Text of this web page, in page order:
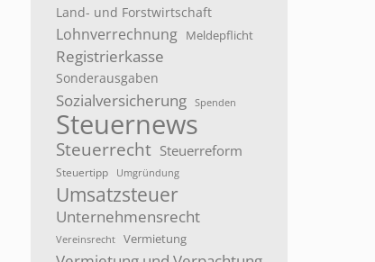
Land- und Forstwirtschaft
Lohnverrechnung Meldepflicht
Registrierkasse
Sonderausgaben
Sozialversicherung Spenden
Steuernews
Steuerrecht Steuerreform
Steuertipp Umgründung
Umsatzsteuer
Unternehmensrecht
Vereinsrecht Vermietung